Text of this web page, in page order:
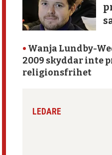
• Wanja Lundby-
2009 skyddar inte
religionsfrihet
LEDARE